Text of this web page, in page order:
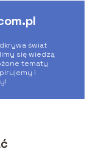
świat
się wiedzą
tematy
i